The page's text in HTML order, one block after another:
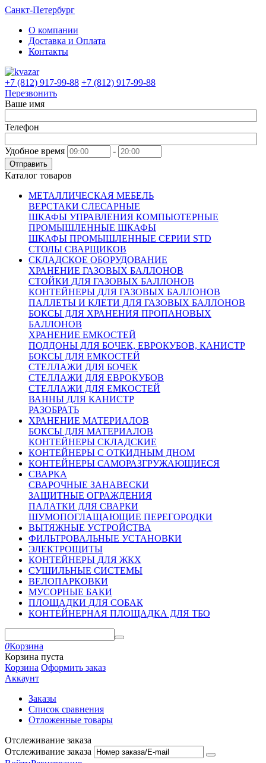
Санкт-Петербург
О компании
Доставка и Оплата
Контакты
+7 (812) 917-99-88 +7 (812) 917-99-88
Перезвонить
Ваше имя
Телефон
Удобное время -
Отправить
Каталог товаров
МЕТАЛЛИЧЕСКАЯ МЕБЕЛЬ
ВЕРСТАКИ СЛЕСАРНЫЕ
ШКАФЫ УПРАВЛЕНИЯ КОМПЬЮТЕРНЫЕ
ПРОМЫШЛЕННЫЕ ШКАФЫ
ШКАФЫ ПРОМЫШЛЕННЫЕ СЕРИИ STD
СТОЛЫ СВАРЩИКОВ
СКЛАДСКОЕ ОБОРУДОВАНИЕ
ХРАНЕНИЕ ГАЗОВЫХ БАЛЛОНОВ
СТОЙКИ ДЛЯ ГАЗОВЫХ БАЛЛОНОВ
КОНТЕЙНЕРЫ ДЛЯ ГАЗОВЫХ БАЛЛОНОВ
ПАЛЛЕТЫ И КЛЕТИ ДЛЯ ГАЗОВЫХ БАЛЛОНОВ
БОКСЫ ДЛЯ ХРАНЕНИЯ ПРОПАНОВЫХ
БАЛЛОНОВ
ХРАНЕНИЕ ЕМКОСТЕЙ
ПОДДОНЫ ДЛЯ БОЧЕК, ЕВРОКУБОВ, КАНИСТР
БОКСЫ ДЛЯ ЕМКОСТЕЙ
СТЕЛЛАЖИ ДЛЯ БОЧЕК
СТЕЛЛАЖИ ДЛЯ ЕВРОКУБОВ
СТЕЛЛАЖИ ДЛЯ ЕМКОСТЕЙ
ВАННЫ ДЛЯ КАНИСТР
РАЗОБРАТЬ
ХРАНЕНИЕ МАТЕРИАЛОВ
БОКСЫ ДЛЯ МАТЕРИАЛОВ
КОНТЕЙНЕРЫ СКЛАДСКИЕ
КОНТЕЙНЕРЫ С ОТКИДНЫМ ДНОМ
КОНТЕЙНЕРЫ САМОРАЗГРУЖАЮЩИЕСЯ
СВАРКА
СВАРОЧНЫЕ ЗАНАВЕСКИ
ЗАЩИТНЫЕ ОГРАЖДЕНИЯ
ПАЛАТКИ ДЛЯ СВАРКИ
ШУМОПОГЛАЩАЮЩИЕ ПЕРЕГОРОДКИ
ВЫТЯЖНЫЕ УСТРОЙСТВА
ФИЛЬТРОВАЛЬНЫЕ УСТАНОВКИ
ЭЛЕКТРОЩИТЫ
КОНТЕЙНЕРЫ ДЛЯ ЖКХ
СУШИЛЬНЫЕ СИСТЕМЫ
ВЕЛОПАРКОВКИ
МУСОРНЫЕ БАКИ
ПЛОЩАДКИ ДЛЯ СОБАК
КОНТЕЙНЕРНАЯ ПЛОЩАДКА ДЛЯ ТБО
0Корзина
Корзина пуста
Корзина Оформить заказ
Аккаунт
Заказы
Список сравнения
Отложенные товары
Отслеживание заказа
Отслеживание заказа